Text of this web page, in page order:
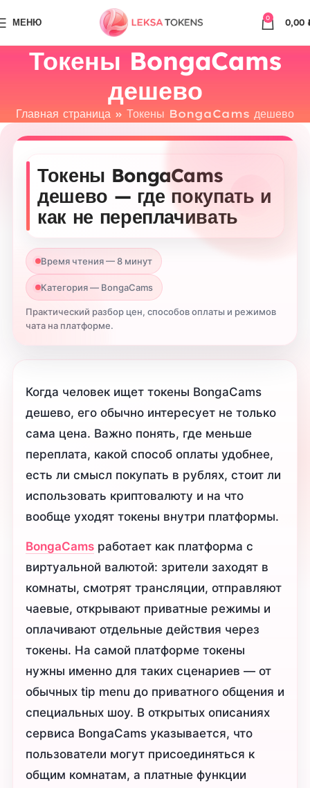
МЕНЮ 0 0,00
Токены BongaCams
дешево
Главная страница » Токены BongaCams дешево
Токены BongaCams
дешево — где покупать и
как не переплачивать
Время чтения — 8 минут
Категория — BongaCams
Практический разбор цен, способов оплаты и режимов
чата на платформе.
Когда человек ищет токены BongaCams
дешево, его обычно интересует не только
сама цена. Важно понять, где меньше
переплата, какой способ оплаты удобнее,
есть ли смысл покупать в рублях, стоит ли
использовать криптовалюту и на что
вообще уходят токены внутри платформы.
BongaCams работает как платформа с
виртуальной валютой: зрители заходят в
комнаты, смотрят трансляции, отправляют
чаевые, открывают приватные режимы и
оплачивают отдельные действия через
токены. На самой платформе токены
нужны именно для таких сценариев — от
обычных tip menu до приватного общения и
специальных шоу. В открытых описаниях
сервиса BongaCams указывается, что
пользователи могут присоединяться к
общим комнатам, а платные функции